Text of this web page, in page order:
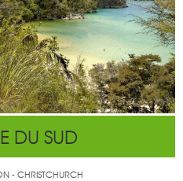
DU SUD
- CHRISTCHURCH